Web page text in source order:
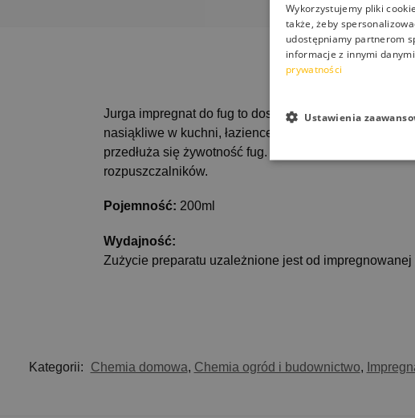
Opis
Jurga impregnat do fug to doskonałe
nasiąkliwe w kuchni, łazience i innych
przedłuża się żywotność fug. Impregnat można
rozpuszczalników.
Pojemność: 200ml
Wydajność:
Zużycie preparatu uzależnione jest od
Kategorii:
Chemia domowa, Chemia ogród i budownictwo,
Wykorzystujemy pliki
także, żeby
udostępniamy partnerom
informacje z innymi
prywatności
Ustawienia